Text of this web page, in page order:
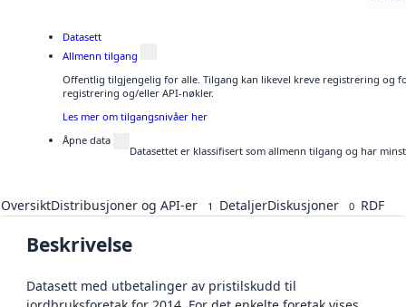
Datasett
Allmenn tilgang
Offentlig tilgjengelig for alle. Tilgang kan likevel kreve registrering og
registrering og/eller API-nøkler.
Les mer om tilgangsnivåer her
Åpne data
Datasettet er klassifisert som allmenn tilgang og har
OversiktDistribusjoner og API-er 1 DetaljerDiskusjoner 0 RDF
Beskrivelse
Datasett med utbetalinger av pristilskudd til